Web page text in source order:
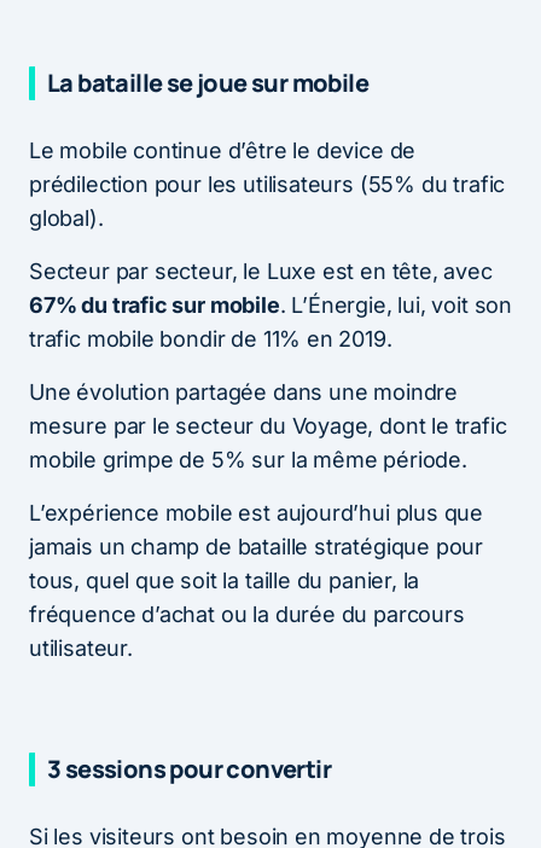
La bataille se joue sur mobile
Le mobile continue d’être le device de
prédilection pour les utilisateurs (55% du trafic
global).
Secteur par secteur, le Luxe est en tête, avec
67% du trafic sur mobile. L’Énergie, lui, voit son
trafic mobile bondir de 11% en 2019.
Une évolution partagée dans une moindre
mesure par le secteur du Voyage, dont le trafic
mobile grimpe de 5% sur la même période.
L’expérience mobile est aujourd’hui plus que
jamais un champ de bataille stratégique pour
tous, quel que soit la taille du panier, la
fréquence d’achat ou la durée du parcours
utilisateur.
3 sessions pour convertir
Si les visiteurs ont besoin en moyenne de trois